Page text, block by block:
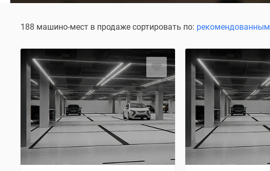
188 машино-мест в продаже сортировать по: рекомендованным